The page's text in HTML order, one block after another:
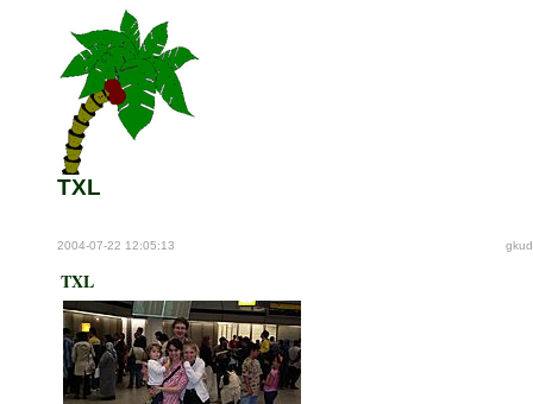
TXL
2004-07-22 12:05:13 gkud
TXL